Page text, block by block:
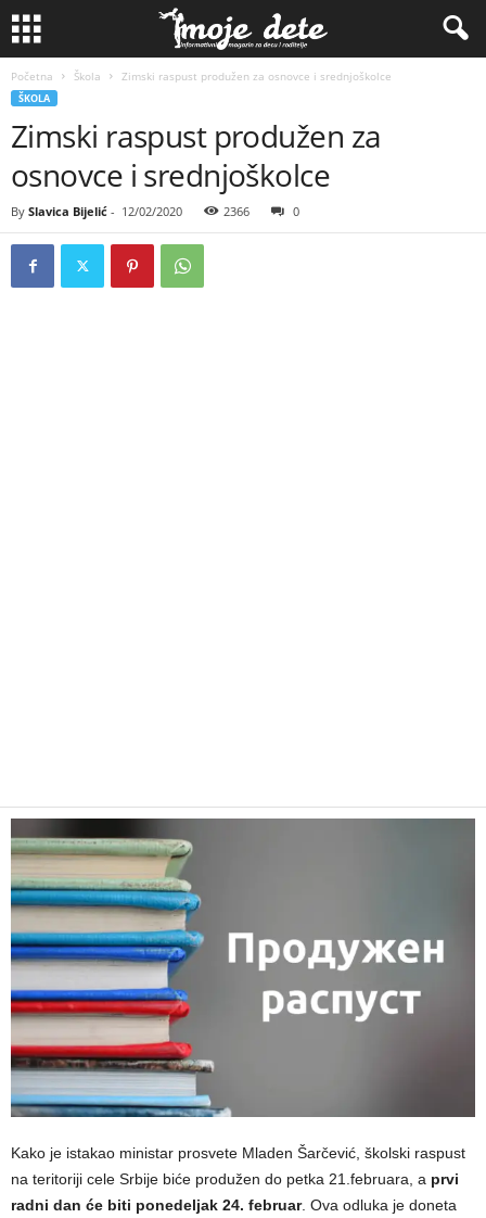
Početna Škola Zimski raspust produžen za osnovce i srednjoškolce
ŠKOLA
Zimski raspust produžen za
osnovce i srednjoškolce
By Slavica Bijelić - 12/02/2020 2366 0
Kako je istakao ministar prosvete Mladen Šarčević, školski raspust
na teritoriji cele Srbije biće produžen do petka 21.februara, a prvi
radni dan će biti ponedeljak 24. februar. Ova odluka je doneta